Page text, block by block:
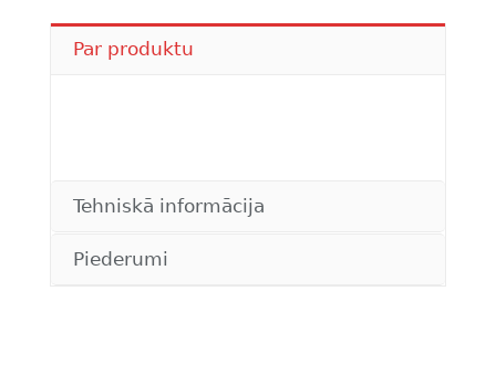
quantity
Par produktu
Tehniskā informācija
Piederumi